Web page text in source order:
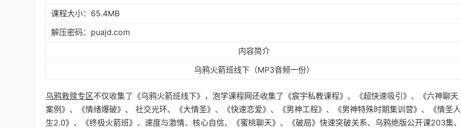
课程大小：65.4MB
解压密码：puajd.com
内容简介
乌鸦火箭班线下（MP3音频一份）
乌鸦救赎专区不仅收集了《乌鸦火箭班线下》，泡学课程网还收集了《宸宇私教课程》、《超快速吸引》、《六神聊天
案例》、《情绪爆破》、 社交光环、《大情圣》、《快速恋爱》、《男神工程》、《男神特殊时期集训营》、《情圣人
生2.0》、《终极火箭班》、速度与激情、核心自信、《蜜桃聊天》、《破局》快速突破关系、乌鸦绝版公开课203集、